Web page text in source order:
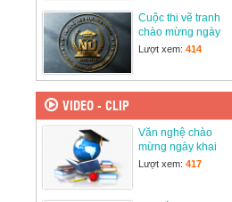
2024-2025
28/05/2025
Công Đoàn Viên Giỏi
3/2025
31/03/2025
Ngày Hội thiếu nhi
vui khỏe
24/03/2025
Cuộc thi vẽ tranh
chào mừng ngày
thành lập Quân đội
Lượt xem: 414
VIDEO - CLIP
Văn nghệ chào
mừng ngày khai
giảng năm học mới
Lượt xem: 417